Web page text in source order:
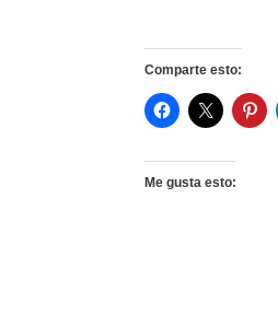
Comparte esto:
Me gusta esto: